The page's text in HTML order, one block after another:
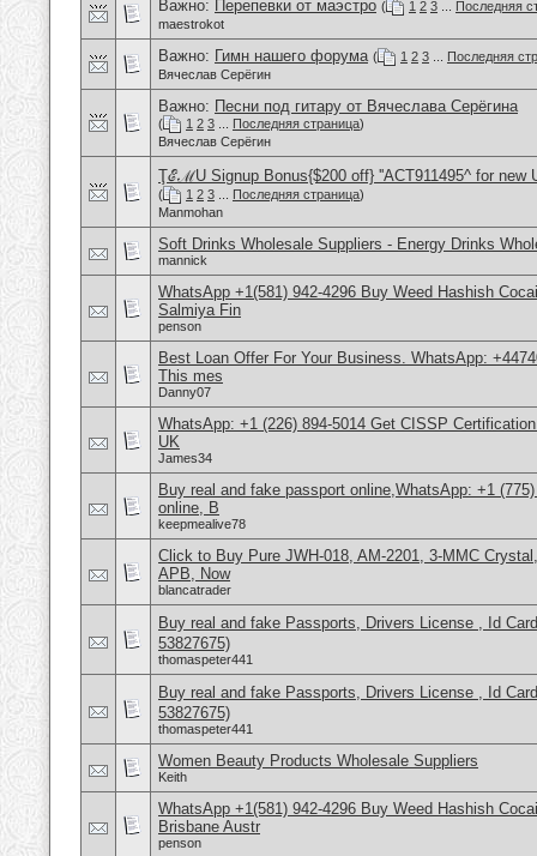
Важно: Перепевки от маэстро ( 1 2 3
Последняя
maestrokot
Важно: Гимн нашего форума ( 1 2 3
Последняя
Вячеслав Серёгин
Важно: Песни под гитару от Вячеслава Серёгина
( 1 2 3 Последняя страница)
Вячеслав Серёгин
ŢℰℳU Signup Bonus{$200 off} ''ACT911495^ for new
( 1 2 3 Последняя страница)
Manmohan
Soft Drinks Wholesale Suppliers - Energy Drinks
mannick
WhatsApp +1(581) 942-4296 Buy Weed Hashish
Salmiya Fin
penson
Best Loan Offer For Your Business. WhatsApp:
This mes
Danny07
WhatsApp: +1 (226) 894-5014​ Get CISSP
UK
James34
Buy real and fake passport online,WhatsApp: +1
online, B
keepmealive78
Click to Buy Pure JWH-018, AM-2201, 3-MMC
APB, Now
blancatrader
Buy real and fake Passports, Drivers License , Id
53827675)
thomaspeter441
Buy real and fake Passports, Drivers License , Id
53827675)
thomaspeter441
Women Beauty Products Wholesale Suppliers
Keith
WhatsApp +1(581) 942-4296 Buy Weed Hashish
Brisbane Austr
penson